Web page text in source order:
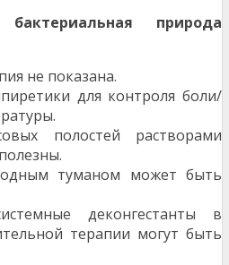
природа
не показана.
для контроля боли/
полостей растворами
туманом может быть
деконгестанты в
терапии могут быть